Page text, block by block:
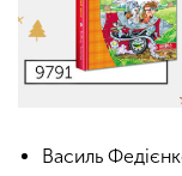
Василь